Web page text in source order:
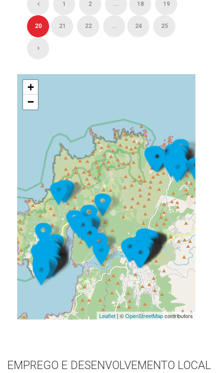
1 2 ... 18 19
20 21 22 ... 24 25
+
−
Leaflet| ©OpenStreetMapcontributors
EMPREGO E DESENVOLVEMENTO LOCAL